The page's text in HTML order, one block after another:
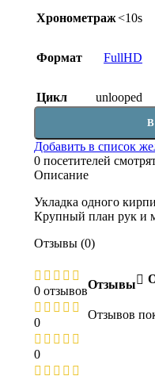
Хронометраж<10s
Формат FullHD
Цикл unlooped
Добавить в список
0 посетителей
Описание
Укладка одного
Крупный план рук и
Отзывы (0)
0 отзывов
0
0
Отзывы
Отзывов